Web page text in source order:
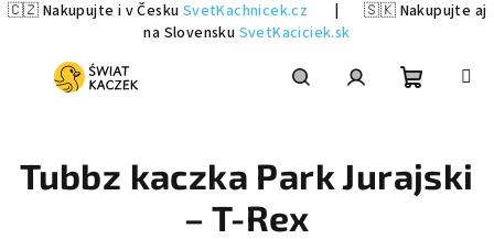
🇨🇿 Nakupujte i v Česku SvetKachnicek.cz
🇸🇰 Nakupujte aj
na Slovensku SvetKaciciek.sk
się
Tubbz kaczka Park Jurajski
– T-Rex